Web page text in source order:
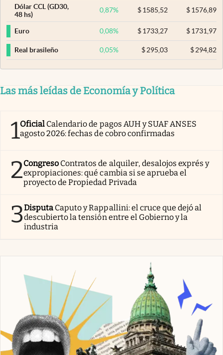
Dólar CCL (GD30,
48 hs)
0,87% $ 1585,52 $1576,89
Euro 0,08% $ 1733,27 $1731,97
Real brasileño 0,05% $ 295,03 $294,82
Las más leídas de Economía y Política
1Oficial Calendario de pagos AUH y SUAF ANSES
agosto 2026: fechas de cobro confirmadas
2Congreso Contratos de alquiler, desalojos exprés y
expropiaciones: qué cambia si se aprueba el
proyecto de Propiedad Privada
3Disputa Caputo y Rappallini: el cruce que dejó al
descubierto la tensión entre el Gobierno y la
industria